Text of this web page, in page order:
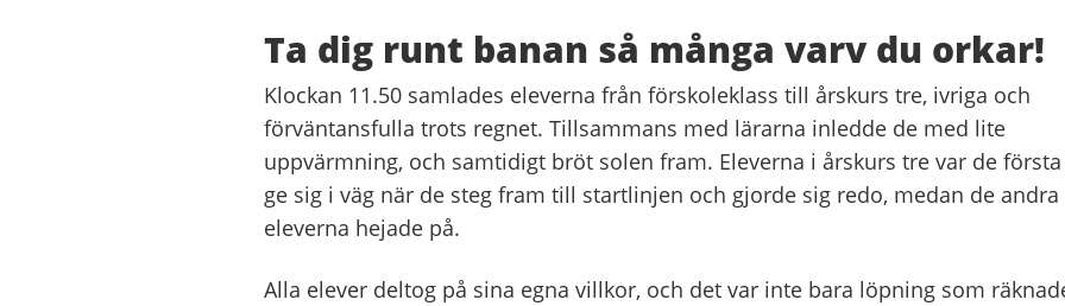
Ta dig runt banan så många varv du orkar!
Klockan 11.50 samlades eleverna från förskoleklass till årskurs tre, ivriga och
förväntansfulla trots regnet. Tillsammans med lärarna inledde de med lite
uppvärmning, och samtidigt bröt solen fram. Eleverna i årskurs tre var de
ge sig i väg när de steg fram till startlinjen och gjorde sig redo, medan de andra
eleverna hejade på.
Alla elever deltog på sina egna villkor, och det var inte bara löpning som